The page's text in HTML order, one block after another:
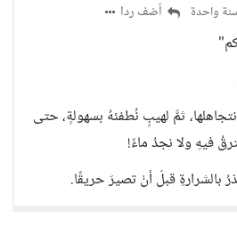
واحدة أضف ردا
ثمَّ لهيبٍ نُطفئهُ بسهولةٍ، حتى
فيهِ ولا نجدُ ماءً!
بالشرارةِ قبلَ أنْ تصيرَ حريقًا.